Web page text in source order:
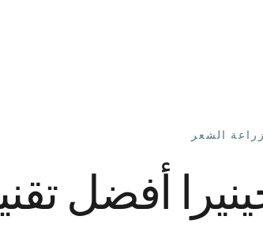
زراعة الشعر
أفضل